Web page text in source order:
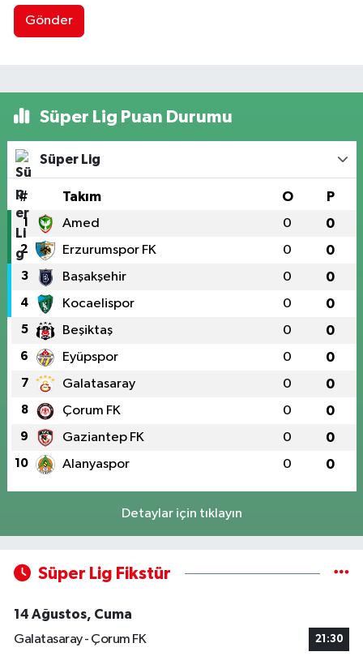
Gönder
Süper Lig Puan Durumu
Süper Lig
# Takım O P
1 Amed 0 0
2 Erzurumspor FK 0 0
3 Başakşehir 0 0
4 Kocaelispor 0 0
5 Beşiktaş 0 0
6 Eyüpspor 0 0
7 Galatasaray 0 0
8 Çorum FK 0 0
9 Gaziantep FK 0 0
10 Alanyaspor 0 0
Detaylar için tıklayın
Süper Lig Fikstür
14 Ağustos, Cuma
Galatasaray - Çorum FK
21:30